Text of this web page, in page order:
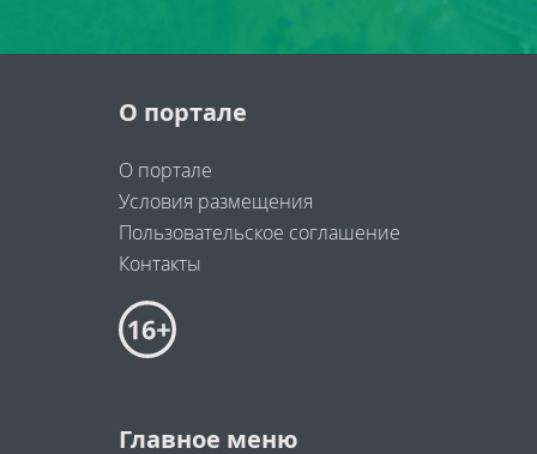
О портале
О портале
Условия размещения
Пользовательское соглашение
Контакты
Главное меню